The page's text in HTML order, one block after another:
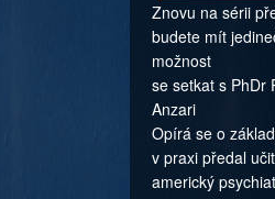
Znovu na sérii
budete mít
možnost
se setkat s PhDr
Anzari
Opírá se o
v praxi předal
americký